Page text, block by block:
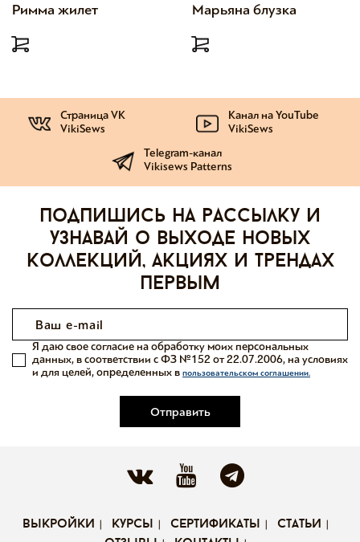
Римма жилет Марьяна блузка
Страница VK
VikiSews
Канал на YouTube
VikiSews
Telegram-канал
Vikisews Patterns
Подпишись на рассылку и
узнавай о выходе новых
коллекций, акциях и трендах
первым
Отправить
Я даю свое согласие на обработку моих персональных
данных, в соответствии с ФЗ №152 от 22.07.2006, на условиях
и для целей, определенных в пользовательском соглашении.
выкройки курсы сертификаты
статьи